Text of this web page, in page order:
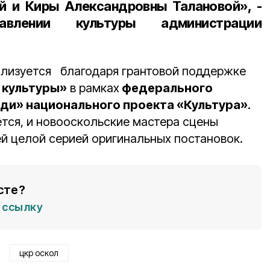
и Киры Александровны Талановой», -
культуры администрации
благодаря грантовой поддержке
в рамках федерального
национального проекта «Культура».
и новооскольские мастера сцены
целой серией оригинальных постановок.
ссылку
цкр оскол